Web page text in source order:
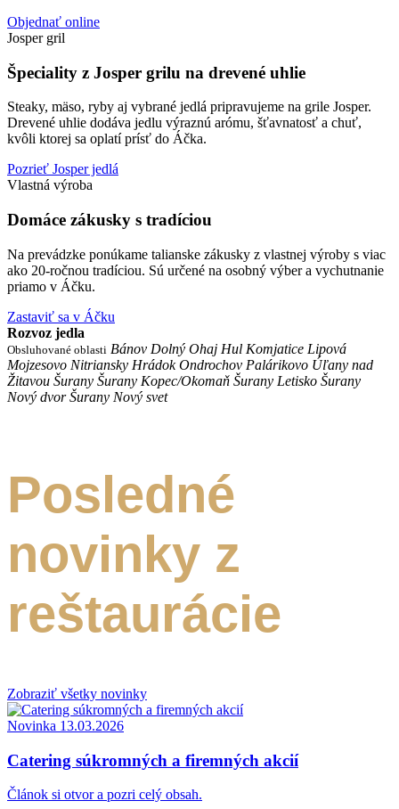
Objednať online
Josper gril
Špeciality z Josper grilu na drevené uhlie
Steaky, mäso, ryby aj vybrané jedlá pripravujeme na grile Josper.
Drevené uhlie dodáva jedlu výraznú arómu, šťavnatosť a chuť,
kvôli ktorej sa oplatí prísť do Áčka.
Pozrieť Josper jedlá
Vlastná výroba
Domáce zákusky s tradíciou
Na prevádzke ponúkame talianske zákusky z vlastnej výroby s viac
ako 20-ročnou tradíciou. Sú určené na osobný výber a vychutnanie
priamo v Áčku.
Zastaviť sa v Áčku
Rozvoz jedla
Obsluhované oblasti Bánov Dolný Ohaj Hul Komjatice Lipová
Mojzesovo Nitriansky Hrádok Ondrochov Palárikovo Úľany nad
Žitavou Šurany Šurany Kopec/Okomaň Šurany Letisko Šurany
Nový dvor Šurany Nový svet
Posledné
novinky z
reštaurácie
Zobraziť všetky novinky
Novinka 13.03.2026
Catering súkromných a firemných akcií
Článok si otvor a pozri celý obsah.